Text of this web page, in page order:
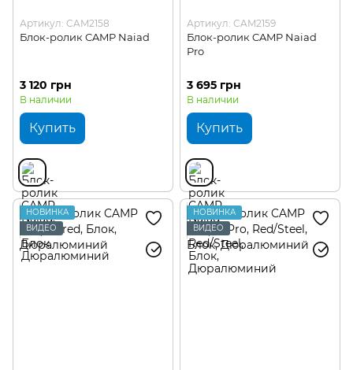
Артикул: CAM2158
Блок-ролик CAMP Naiad
3 120 грн
В наличии
Купить
Артикул: CAM2159
Блок-ролик CAMP Naiad
Pro
3 695 грн
В наличии
Купить
НОВИНКА
ВИДЕО
НОВИНКА
ВИДЕО